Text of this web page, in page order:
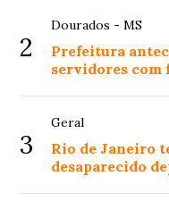
2
Dourados - MS
Prefeitura
servidores com
3
Geral
Rio de Janeiro
desaparecido